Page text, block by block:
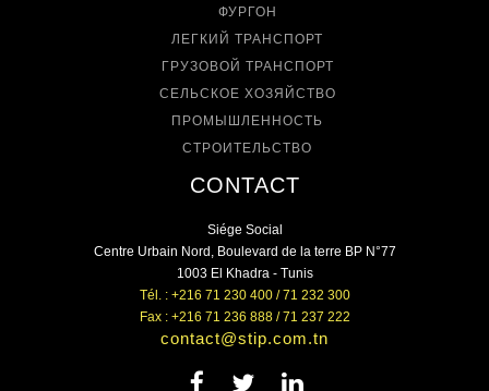
ФУРГОН
ЛЕГКИЙ ТРАНСПОРТ
ГРУЗОВОЙ ТРАНСПОРТ
СЕЛЬСКОЕ ХОЗЯЙСТВО
ПРОМЫШЛЕННОСТЬ
СТРОИТЕЛЬСТВО
CONTACT
Siége Social
Centre Urbain Nord, Boulevard de la terre BP N°77
1003 El Khadra - Tunis
Tél. : +216 71 230 400 / 71 232 300
Fax : +216 71 236 888 / 71 237 222
contact@stip.com.tn